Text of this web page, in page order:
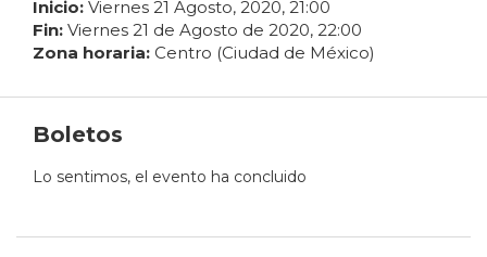
Inicio: Viernes 21 Agosto, 2020, 21:00
Fin: Viernes 21 de Agosto de 2020, 22:00
Zona horaria: Centro (Ciudad de México)
Boletos
Lo sentimos, el evento ha concluido